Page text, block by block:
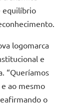
equilíbrio
logomarca
e
“Queríamos
ao mesmo
o